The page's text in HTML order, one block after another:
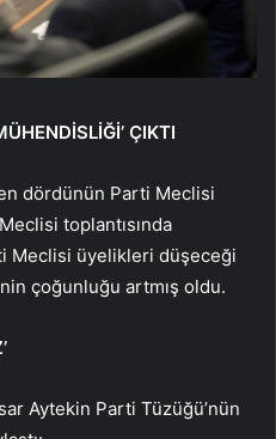
ÇIKTI
dördünün Parti Meclisi
toplantısında
Meclisi üyelikleri düşeceği
çoğunluğu artmış oldu.
Aytekin Parti Tüzüğü’nün